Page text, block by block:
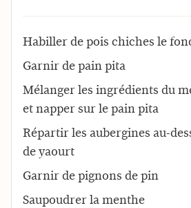
Habiller de pois chiches le
Garnir de pain pita
Mélanger les ingrédients du
et napper sur le pain pita
Répartir les aubergines au-
de yaourt
Garnir de pignons de pin
Saupoudrer la menthe